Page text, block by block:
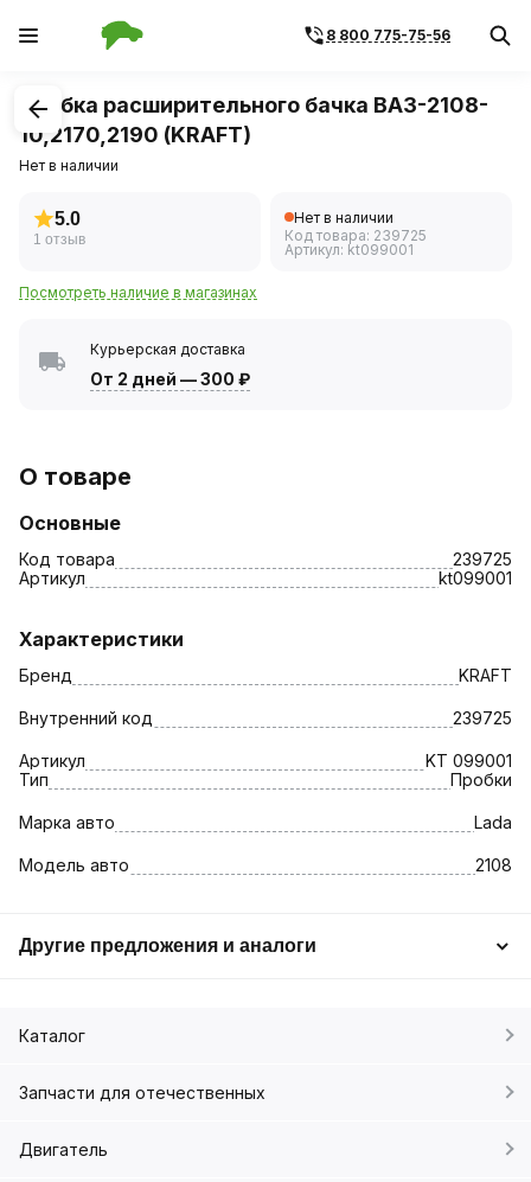
8 800 775-75-56
1/1
Пробка расширительного бачка ВАЗ-2108-
10,2170,2190 (KRAFT)
Нет в наличии
5.0
1 отзыв
Нет в наличии
Код товара: 239725
Артикул: kt099001
Посмотреть наличие в магазинах
Курьерская доставка
От 2 дней —300 ₽
О товаре
Основные
Код товара
239725
Артикул
kt099001
Характеристики
Бренд KRAFT
Внутренний код 239725
Артикул
KT 099001
Тип
Пробки
Марка авто Lada
Модель авто 2108
Другие предложения и аналоги
Каталог
Запчасти для отечественных
Двигатель